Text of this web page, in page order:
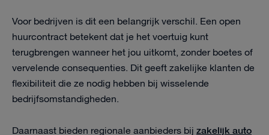
Voor bedrijven is dit een belangrijk verschil. Een open
huurcontract betekent dat je het voertuig kunt
terugbrengen wanneer het jou uitkomt, zonder boetes of
vervelende consequenties. Dit geeft zakelijke klanten de
flexibiliteit die ze nodig hebben bij wisselende
bedrijfsomstandigheden.
Daarnaast bieden regionale aanbieders bij zakelijk auto